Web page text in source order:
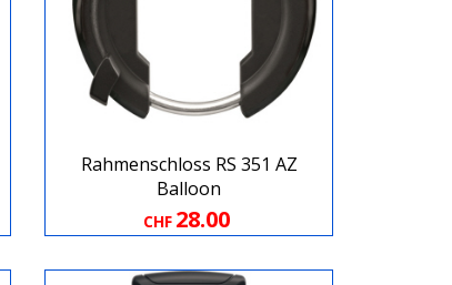
Rahmenschloss RS 351 AZ
Balloon
CHF 28.00